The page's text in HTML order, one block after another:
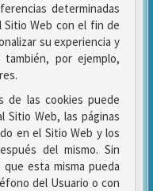
determinadas
Web con el fin de
su experiencia y
por ejemplo,
de las cookies puede
Sitio Web, las páginas
en el Sitio Web y los
del mismo. Sin
esta misma pueda
del Usuario o con